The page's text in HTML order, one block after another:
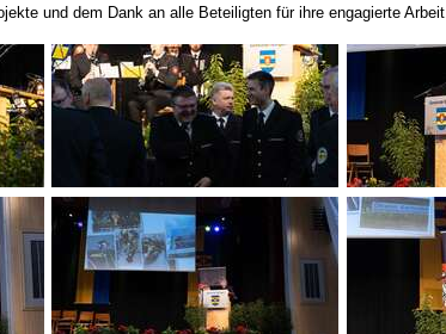
und dem Dank an alle Beteiligten für ihre engagierte Arbeit.